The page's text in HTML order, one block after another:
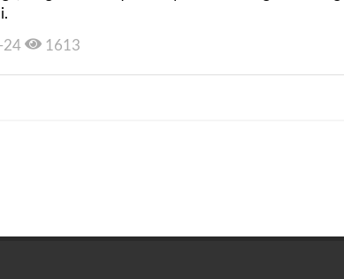
24 1613